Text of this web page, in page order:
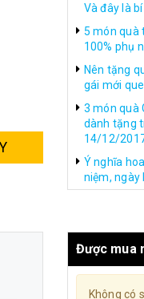
Và đây là
5 món quà
100% phụ
Nên tặng
gái mới
3 món quà
dành tặng
14/12/
Ý nghĩa
niệm, ngày
Được mua
Không có